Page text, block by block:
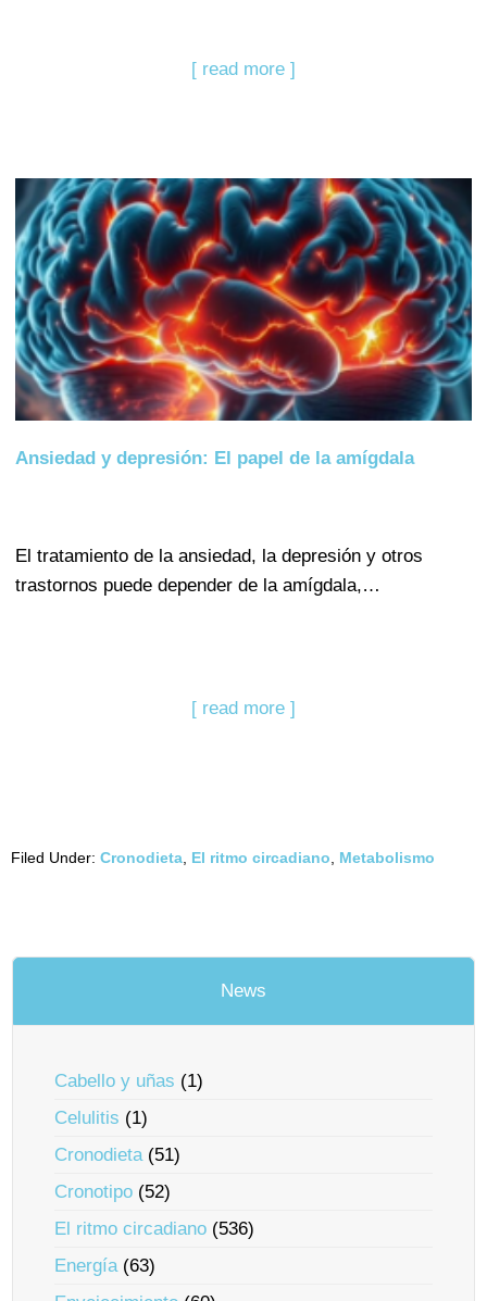
[ read more ]
Ansiedad y depresión: El papel de la amígdala
El tratamiento de la ansiedad, la depresión y otros
trastornos puede depender de la amígdala,…
[ read more ]
Filed Under: Cronodieta El ritmo circadiano Metabolismo
News
Cabello y uñas (1)
Celulitis (1)
Cronodieta(51)
Cronotipo (52)
El ritmo circadiano (536)
Energía(63)